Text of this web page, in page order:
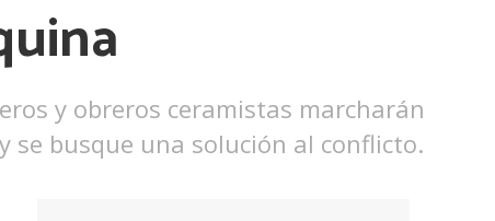
y obreros ceramistas marcharán
se busque una solución al conflicto.